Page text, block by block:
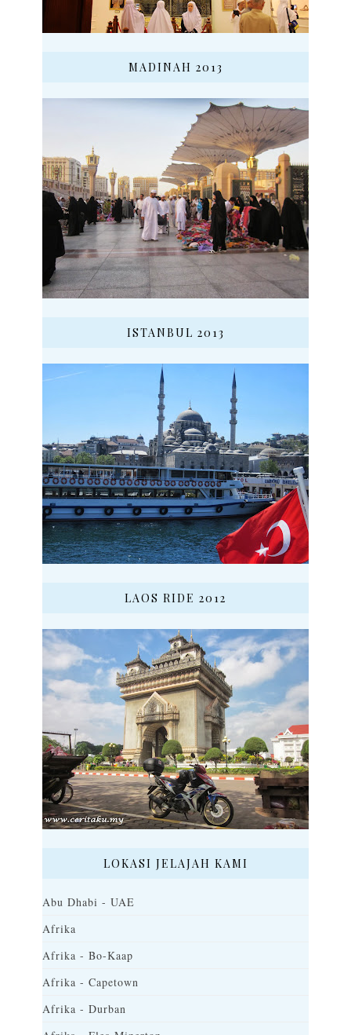
MADINAH 2013
ISTANBUL 2013
LAOS RIDE 2012
LOKASI JELAJAH KAMI
Abu Dhabi - UAE
Afrika
Afrika - Bo-Kaap
Afrika - Capetown
Afrika - Durban